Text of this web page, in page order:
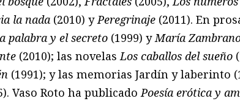
la nada (2010) yPeregrinaje (2011). En
palabra y el secreto (1999) yMaría
(2010); las novelasLos caballos del sueño
(1991); y las memorias Jardín y laberinto
Vaso Roto ha publicadoPoesía erótica y